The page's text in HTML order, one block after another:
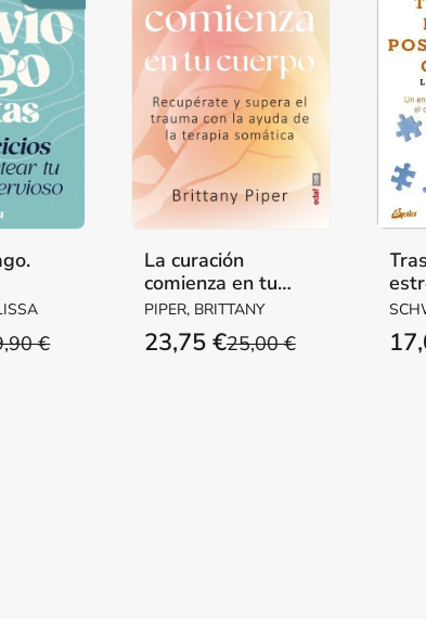
€
La curación
comienza en tu
cuerpo
PIPER, BRITTANY
25,00 €
23,75 €